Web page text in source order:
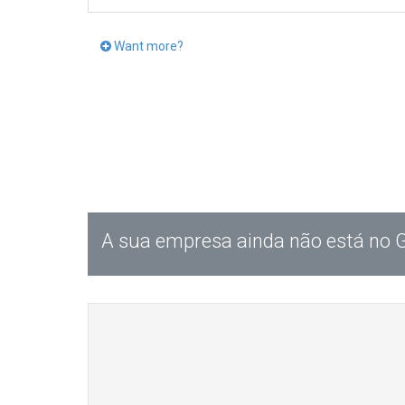
Want more?
A sua empresa ainda não está no